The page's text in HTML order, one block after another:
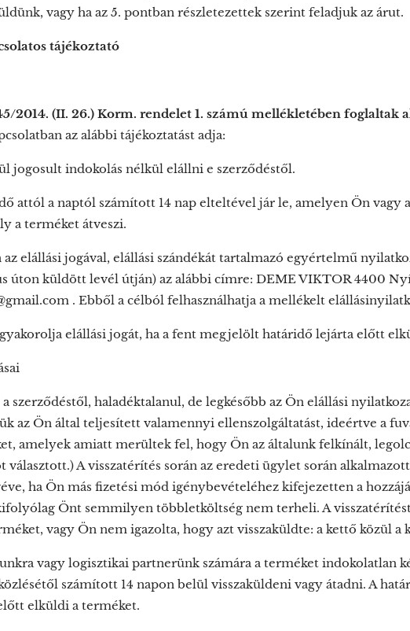
vagy ha az 5. pontban részletezettek szerint feladjuk az árut.
tájékoztató
2014. (II. 26.) Korm. rendelet 1. számú mellékletében foglaltak
az alábbi tájékoztatást adja:
jogosult indokolás nélkül elállni e szerződéstől.
attól a naptól számított 14 nap elteltével jár le, amelyen Ön
a terméket átveszi.
elállási jogával, elállási szándékát tartalmazó egyértelmű
úton küldött levél útján) az alábbi címre: DEME VIKTOR 4400
. Ebből a célból felhasználhatja a mellékelt
elállási jogát, ha a fent megjelölt határidő lejárta előtt
szerződéstől, haladéktalanul, de legkésőbb az Ön elállási
az Ön által teljesített valamennyi ellenszolgáltatást, ideértve a
amelyek amiatt merültek fel, hogy Ön az általunk felkínált,
választott.) A visszatérítés során az eredeti ügylet során
ha Ön más fizetési mód igénybevételéhez kifejezetten a
Önt semmilyen többletköltség nem terheli. A
vagy Ön nem igazolta, hogy azt visszaküldte: a kettő közül
vagy logisztikai partnerünk számára a terméket indokolatlan
számított 14 napon belül visszaküldeni vagy átadni. A
elküldi a terméket.